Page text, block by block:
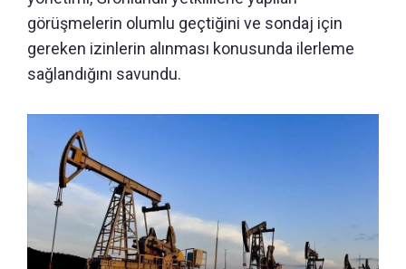
görüşmelerin olumlu geçtiğini ve sondaj için
gereken izinlerin alınması konusunda ilerleme
sağlandığını savundu.